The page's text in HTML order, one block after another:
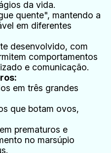
da vida.
quente", mantendo a
em diferentes
desenvolvido, com
comportamentos
e comunicação.
em três grandes
que botam ovos,
prematuros e
no marsúpio